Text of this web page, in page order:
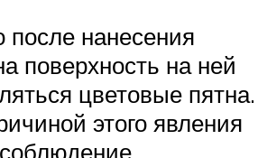
после нанесения
поверхность на ней
цветовые пятна.
этого явления